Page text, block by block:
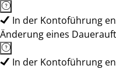
In der Kontoführung
Änderung eines
In der Kontoführung